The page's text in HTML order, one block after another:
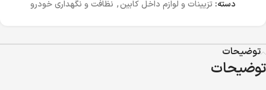
دسته: تزیینات و لوازم داخل کابین, نظافت و نگهداری خودرو
توضیحات
توضیحات